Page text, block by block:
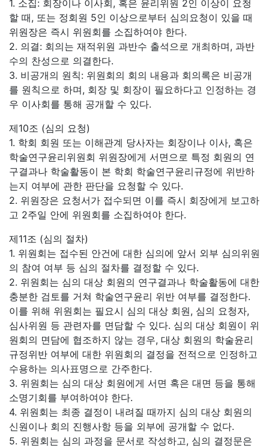
1. 소집: 회장이나 이사회, 혹은 윤리위원 2인 이상이 요청
할 때, 또는 정회원 5인 이상으로부터 심의요청이 있을 때
위원장은 즉시 위원회를 소집하여야 한다.
2. 의결: 회의는 재적위원 과반수 출석으로 개최하며, 과반
수의 찬성으로 의결한다.
3. 비공개의 원칙: 위원회의 회의 내용과 회의록은 비공개
를 원칙으로 하며, 회장 및 회장이 필요하다고 인정하는 경
우 이사회를 통해 공개할 수 있다.
제10조 (심의 요청)
1. 학회 회원 또는 이해관계 당사자는 회장이나 이사, 혹은
학술연구윤리위원회 위원장에게 서면으로 특정 회원의 연
구결과나 학술활동이 본 학회 학술연구윤리규정에 위반하
는지 여부에 관한 판단을 요청할 수 있다.
2. 위원장은 요청서가 접수되면 이를 즉시 회장에게 보고하
고 2주일 안에 위원회를 소집하여야 한다.
제11조 (심의 절차)
1. 위원회는 접수된 안건에 대한 심의에 앞서 외부 심의위원
의 참여 여부 등 심의 절차를 결정할 수 있다.
2. 위원회는 심의 대상 회원의 연구결과나 학술활동에 대한
충분한 검토를 거쳐 학술연구윤리 위반 여부를 결정한다.
이를 위해 위원회는 필요시 심의 대상 회원, 심의 요청자,
심사위원 등 관련자를 면담할 수 있다. 심의 대상 회원이 위
원회의 면담에 협조하지 않는 경우, 대상 회원의 학술윤리
규정위반 여부에 대한 위원회의 결정을 전적으로 인정하고
수용하는 의사표명으로 간주한다.
3. 위원회는 심의 대상 회원에게 서면 혹은 대면 등을 통해
소명기회를 부여하여야 한다.
4. 위원회는 최종 결정이 내려질 때까지 심의 대상 회원의
신원이나 회의 진행사항 등을 외부에 공개할 수 없다.
5. 위원회는 심의 과정을 문서로 작성하고, 심의 결정문은